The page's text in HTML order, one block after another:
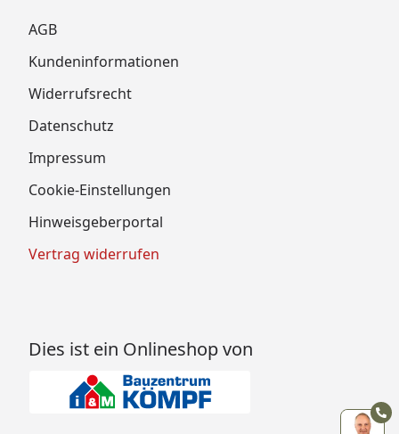
AGB
Kundeninformationen
Widerrufsrecht
Datenschutz
Impressum
Cookie-Einstellungen
Hinweisgeberportal
Vertrag widerrufen
Dies ist ein Onlineshop von